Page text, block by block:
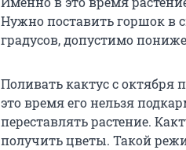
Нужно поставить горшок в
градусов, допустимо
Поливать кактус с октября
это время его нельзя
переставлять растение.
получить цветы. Такой